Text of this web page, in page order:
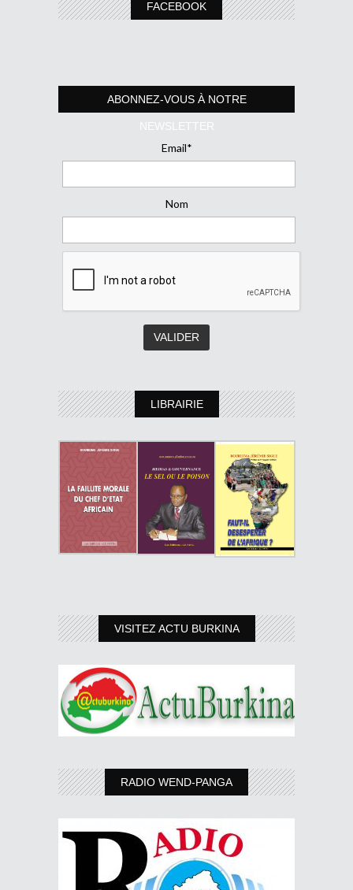
FACEBOOK
ABONNEZ-VOUS À NOTRE
NEWSLETTER
Email*
Nom
LIBRAIRIE
VISITEZ ACTU BURKINA
RADIO WEND-PANGA